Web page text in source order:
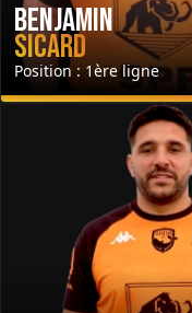
Benjamin
Sicard
Position : 1ère ligne